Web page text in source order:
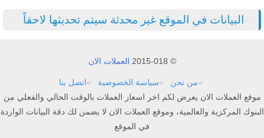
البيانات في الموقع غير محدثة سيتم تحديثها لاحقاً
© 2015-018 العملات الان
من نحن سياسة الخصوصية
اتصل بنا
موقع العملات الان يعرض لكم اخر اسعار العملات بالوقت الحالي والفعلي من
البنوك المركزية والعالمية، وموقع العملات الان لا يضمن لك دقة البيانات الواردة
في الموقع